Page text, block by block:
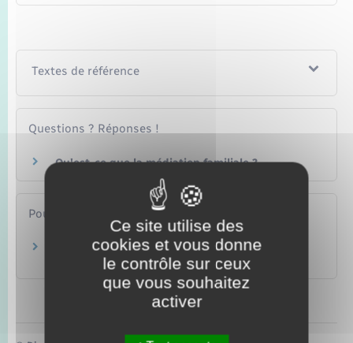
Textes de référence
Questions ? Réponses !
Qu'est-ce que la médiation familiale ?
Pour en savoir plus
Juge des enfants
Vie-publique.fr
Ce site utilise des
cookies et vous donne
le contrôle sur ceux
que vous souhaitez
activer